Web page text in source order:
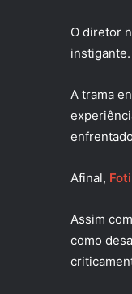
O diretor
A trama
Afinal,
Assim
como